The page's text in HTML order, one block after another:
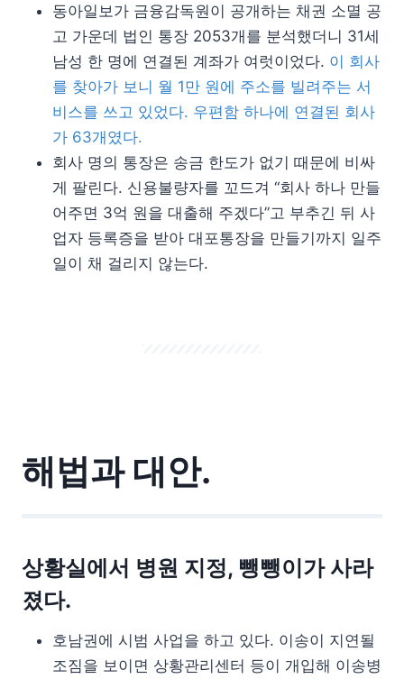
동아일보가 금융감독원이 공개하는 채권 소멸 공
고 가운데 법인 통장 2053개를 분석했더니 31세
남성 한 명에 연결된 계좌가 여럿이었다. 이 회사
를 찾아가 보니 월 1만 원에 주소를 빌려주는 서
비스를 쓰고 있었다. 우편함 하나에 연결된 회사
가 63개였다.
회사 명의 통장은 송금 한도가 없기 때문에 비싸
게 팔린다. 신용불량자를 꼬드겨 “회사 하나 만들
어주면 3억 원을 대출해 주겠다”고 부추긴 뒤 사
업자 등록증을 받아 대포통장을 만들기까지 일주
일이 채 걸리지 않는다.
해법과 대안.
상황실에서 병원 지정, 뺑뺑이가 사라
졌다.
호남권에 시범 사업을 하고 있다. 이송이 지연될
조짐을 보이면 상황관리센터 등이 개입해 이송병